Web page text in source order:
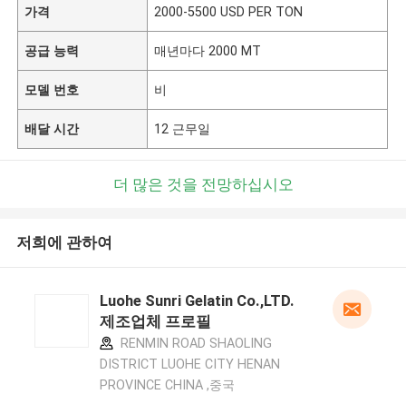
가격 2000-5500 USD PER TON
공급 능력 매년마다 2000 MT
모델 번호 비
배달 시간 12 근무일
더 많은 것을 전망하십시오
저희에 관하여
Luohe Sunri Gelatin Co.,LTD.
제조업체 프로필
RENMIN ROAD SHAOLING
DISTRICT LUOHE CITY HENAN
PROVINCE CHINA ,중국